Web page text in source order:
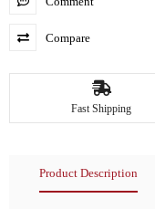
Compare
Fast Shipping
Product Description